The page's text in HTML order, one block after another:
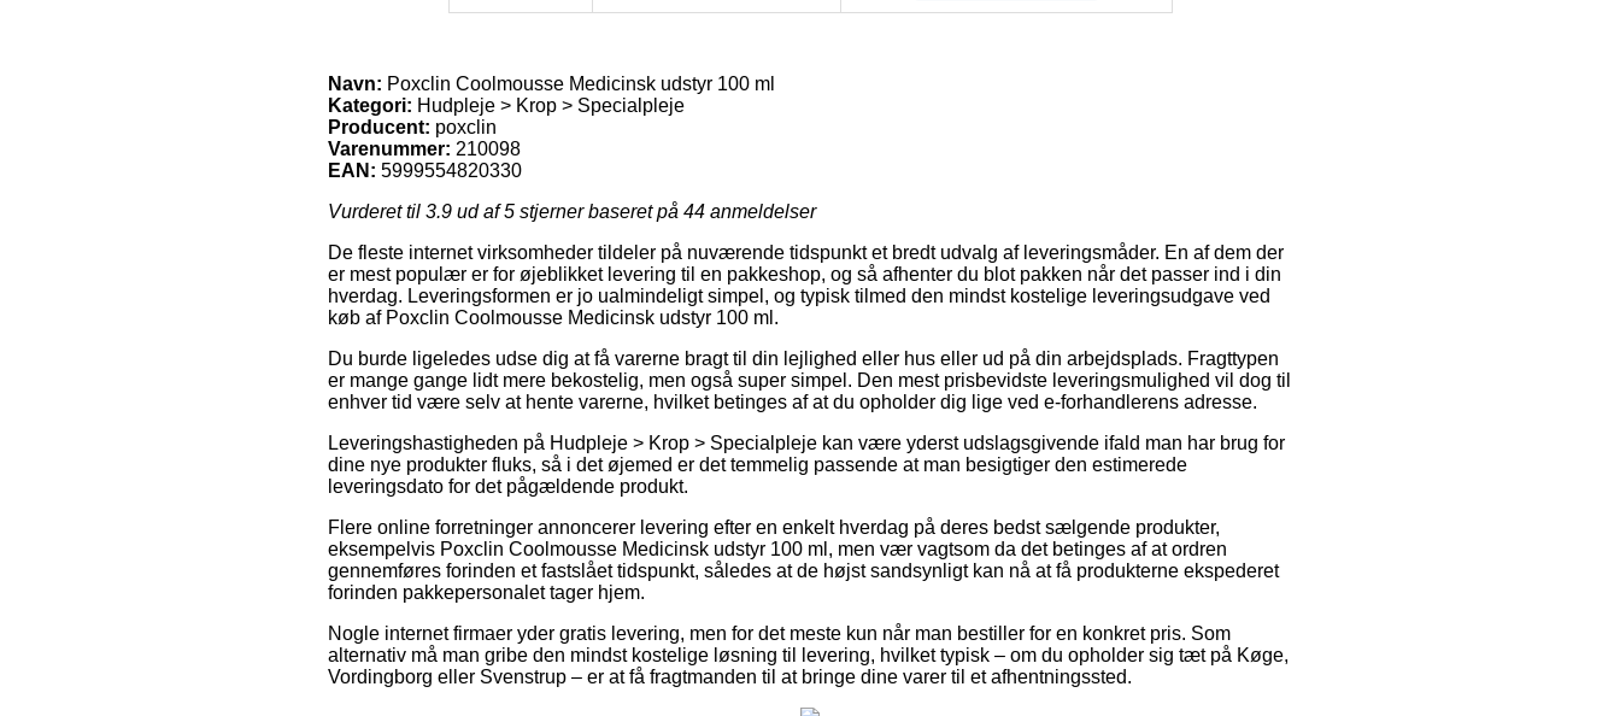
Navn: Poxclin Coolmousse Medicinsk udstyr 100 ml
Kategori: Hudpleje > Krop > Specialpleje
Producent: poxclin
Varenummer: 210098
EAN: 5999554820330
Vurderet til 3.9 ud af 5 stjerner baseret på 44 anmeldelser
De fleste internet virksomheder tildeler på nuværende tidspunkt et bredt udvalg af leveringsmåder. En af dem der
er mest populær er for øjeblikket levering til en pakkeshop, og så afhenter du blot pakken når det passer ind i din
hverdag. Leveringsformen er jo ualmindeligt simpel, og typisk tilmed den mindst kostelige leveringsudgave ved
køb af Poxclin Coolmousse Medicinsk udstyr 100 ml.
Du burde ligeledes udse dig at få varerne bragt til din lejlighed eller hus eller ud på din arbejdsplads. Fragttypen
er mange gange lidt mere bekostelig, men også super simpel. Den mest prisbevidste leveringsmulighed vil dog til
enhver tid være selv at hente varerne, hvilket betinges af at du opholder dig lige ved e-forhandlerens adresse.
Leveringshastigheden på Hudpleje > Krop > Specialpleje kan være yderst udslagsgivende ifald man har brug for
dine nye produkter fluks, så i det øjemed er det temmelig passende at man besigtiger den estimerede
leveringsdato for det pågældende produkt.
Flere online forretninger annoncerer levering efter en enkelt hverdag på deres bedst sælgende produkter,
eksempelvis Poxclin Coolmousse Medicinsk udstyr 100 ml, men vær vagtsom da det betinges af at ordren
gennemføres forinden et fastslået tidspunkt, således at de højst sandsynligt kan nå at få produkterne ekspederet
forinden pakkepersonalet tager hjem.
Nogle internet firmaer yder gratis levering, men for det meste kun når man bestiller for en konkret pris. Som
alternativ må man gribe den mindst kostelige løsning til levering, hvilket typisk – om du opholder sig tæt på Køge,
Vordingborg eller Svenstrup – er at få fragtmanden til at bringe dine varer til et afhentningssted.